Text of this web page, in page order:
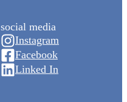
social media
Instagram
Facebook
Linked In